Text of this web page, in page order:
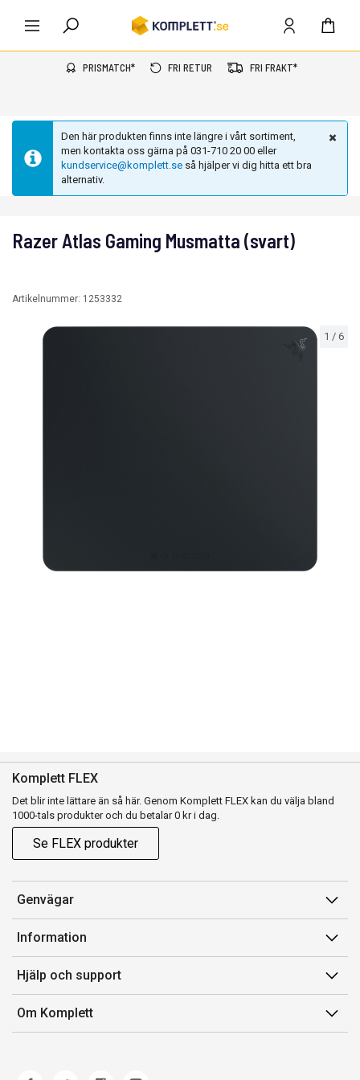
PRISMATCH* FRI RETUR FRI FRAKT*
Den här produkten finns inte längre i vårt sortiment,
men kontakta oss gärna på 031-710 20 00 eller
kundservice@komplett.se så hjälper vi dig hitta ett bra
alternativ.
1 / 6
Razer Atlas Gaming Musmatta (svart)
Artikelnummer: 1253332
Komplett FLEX
Det blir inte lättare än så här. Genom Komplett FLEX kan du välja bland
1000-tals produkter och du betalar 0 kr i dag.
Se FLEX produkter
Genvägar
Konto
Orderhistorik
Presentkort
Komplett Club
Information
Försäljningsvillkor
Medlemsvillkor for Komplett Club
Lediga tjänster
Hjälp och support
Kontakta oss
Kundservice
Om Komplett